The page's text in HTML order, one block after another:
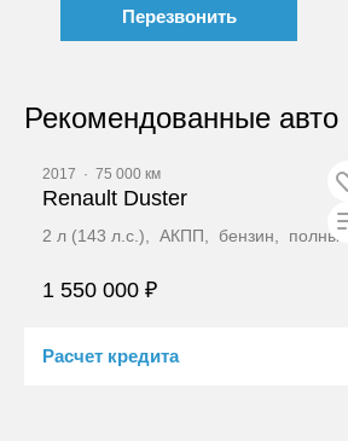
Перезвонить
Рекомендованные авто
2017 · 75 000 км
Renault Duster
2 л (143 л.с.), АКПП, бензин, полный
1 550 000 ₽
Расчет кредита